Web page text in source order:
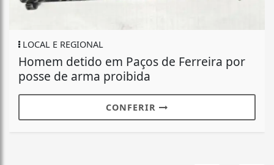
LOCAL E REGIONAL
Homem detido em Paços de Ferreira por
posse de arma proibida
CONFERIR